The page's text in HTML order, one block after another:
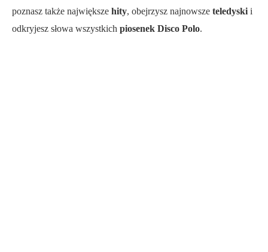
poznasz także największe hity, obejrzysz najnowsze teledyskii
odkryjesz słowa wszystkich piosenek Disco Polo.